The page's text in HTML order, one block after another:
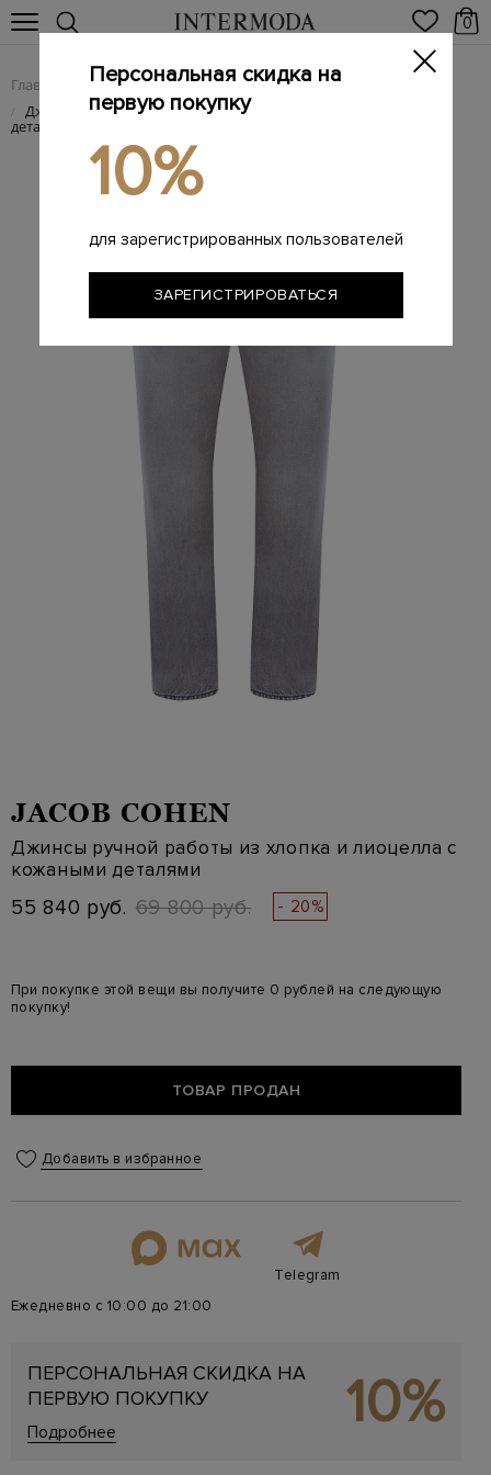
0
Главная Мужчинам / Одежда / Мужские джинсы
/ Джинсы ручной работы из хлопка и лиоцелла с кожаными
деталями
JACOB COHEN
Джинсы ручной работы из хлопка и лиоцелла с
кожаными деталями
55 840 руб. 69 800 руб. - 20%
При покупке этой вещи вы получите 0 рублей на следующую
покупку!
ТОВАР ПРОДАН
Добавить в избранное
Telegram
Ежедневно с 10:00 до 21:00
ПЕРСОНАЛЬНАЯ СКИДКА НА
ПЕРВУЮ ПОКУПКУ
Подробнее 10%
Персональная скидка на
первую покупку
10%
для зарегистрированных пользователей
ЗАРЕГИСТРИРОВАТЬСЯ